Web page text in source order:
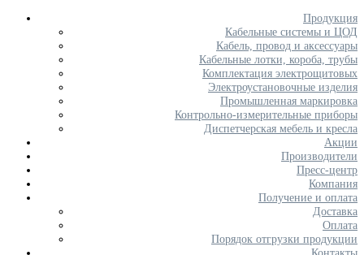
Продукция
Кабельные системы и ЦОД
Кабель, провод и аксессуары
Кабельные лотки, короба, трубы
Комплектация электрощитовых
Электроустановочные изделия
Промышленная маркировка
Контрольно-измерительные приборы
Диспетчерская мебель и кресла
Акции
Производители
Пресс-центр
Компания
Получение и оплата
Доставка
Оплата
Порядок отгрузки продукции